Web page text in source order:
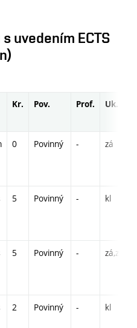
uvedením ECTS
Kr. Pov. Prof. Uk.
0 Povinný - zá
5 Povinný - kl
5 Povinný - zá,zk
2 Povinný - kl